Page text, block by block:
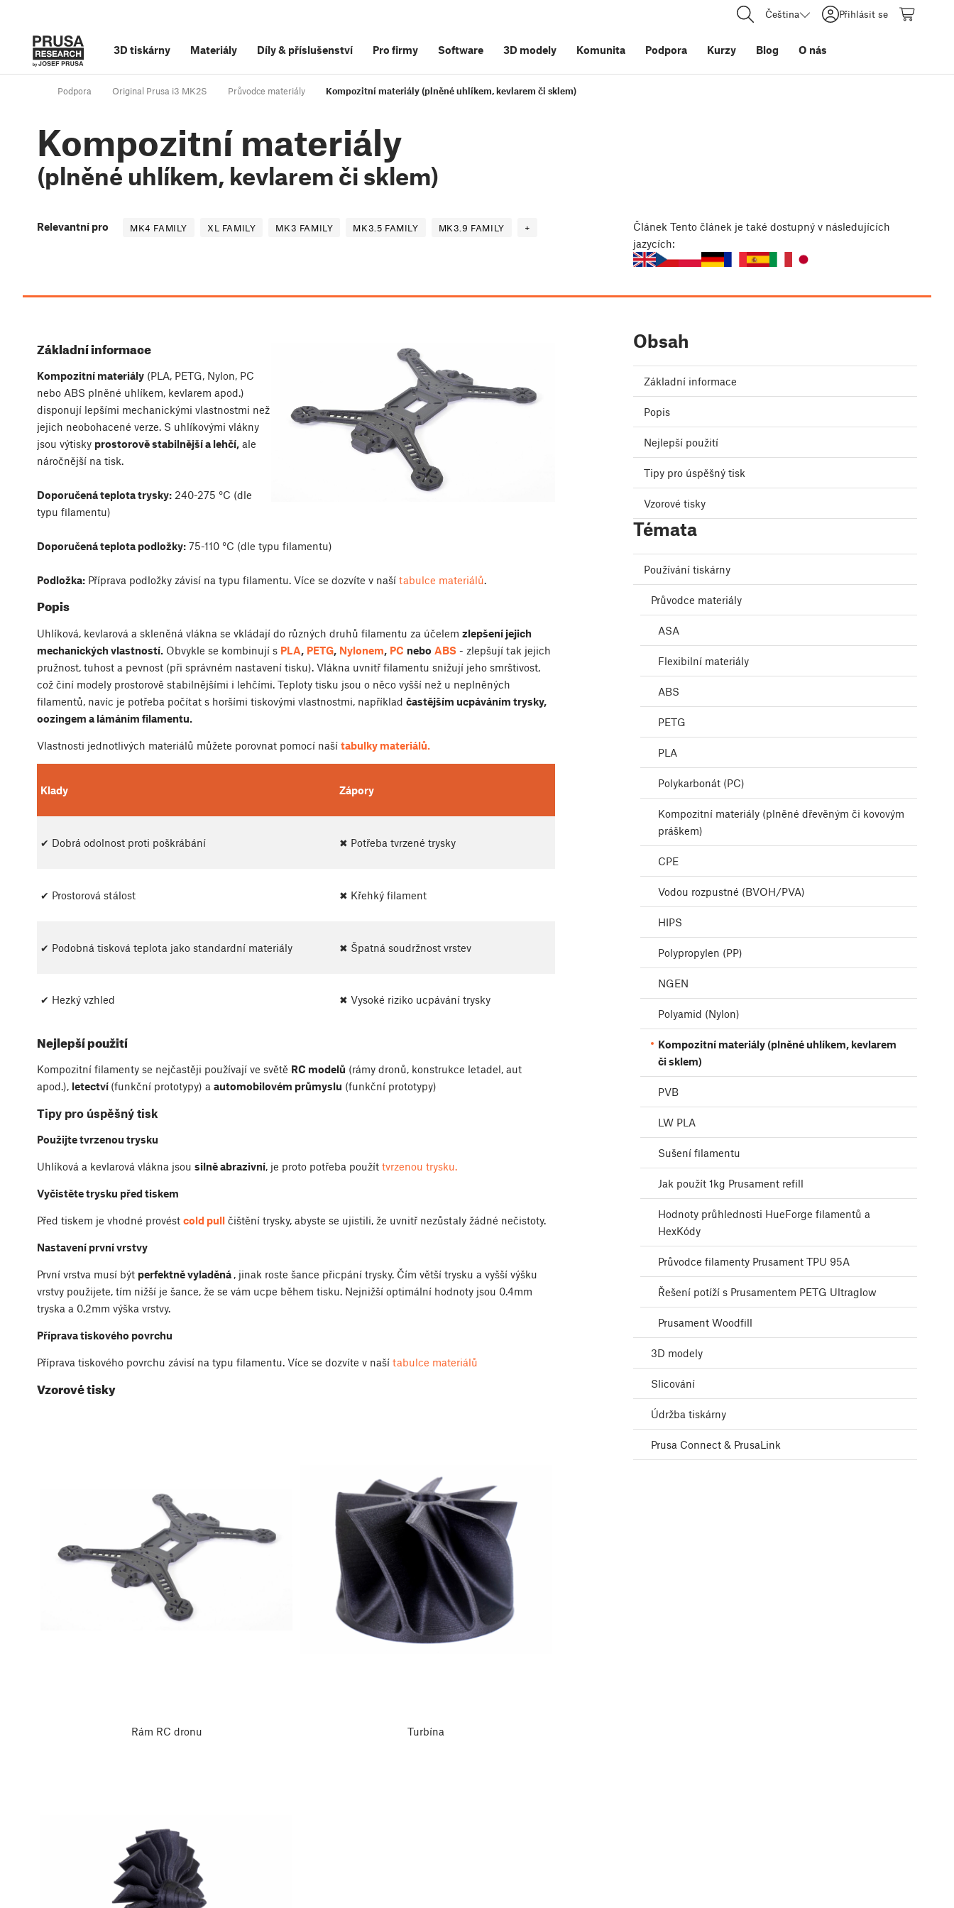
Čeština Přihlásit se
3D tiskárny Materiály Díly& příslušenství Pro firmy Software 3D modely Komunita Podpora Kurzy Blog O nás
Podpora Original Prusa i3 MK2S Průvodce materiály Kompozitní materiály (plněné uhlíkem, kevlarem či sklem)
Kompozitní materiály
(plněné uhlíkem, kevlarem či sklem)
Relevantní pro MK4 FAMILY XL FAMILY MK3 FAMILY MK3.5 FAMILY MK3.9 FAMILY + Článek Tento článek je také dostupný v následujících
jazycích:
Základní informace
Kompozitní materiály (PLA, PETG, Nylon, PC
nebo ABS plněné uhlíkem, kevlarem apod.)
disponují lepšími mechanickými vlastnostmi než
jejich neobohacené verze. S uhlíkovými vlákny
jsou výtisky prostorově stabilnější a lehčí, ale
náročnější na tisk.
Doporučená teplota trysky: 240-275 °C (dle
typu filamentu)
Doporučená teplota podložky: 75-110 °C (dle typu filamentu)
Podložka: Příprava podložky závisí na typu filamentu. Více se dozvíte v naší tabulce materiálů.
Popis
Uhlíková, kevlarová a skleněná vlákna se vkládají do různých druhů filamentu za účelem zlepšení jejich
mechanických vlastností. Obvykle se kombinují s PLA, PETG, Nylonem, PC nebo ABS - zlepšují tak jejich
pružnost, tuhost a pevnost (při správném nastavení tisku). Vlákna uvnitř filamentu snižují jeho smrštivost,
což činí modely prostorově stabilnějšími i lehčími. Teploty tisku jsou o něco vyšší než u neplněných
filamentů, navíc je potřeba počítat s horšími tiskovými vlastnostmi, například častějším ucpáváním trysky,
oozingem a lámáním filamentu.
Vlastnosti jednotlivých materiálů můžete porovnat pomocí naší tabulky materiálů.
Klady Zápory
✔ Dobrá odolnost proti poškrábání ✖ Potřeba tvrzené trysky
✔ Prostorová stálost ✖ Křehký filament
✔ Podobná tisková teplota jako standardní materiály ✖ Špatná soudržnost vrstev
✔ Hezký vzhled ✖ Vysoké riziko ucpávání trysky
Nejlepší použití
Kompozitní filamenty se nejčastěji používají ve světě RC modelů (rámy dronů, konstrukce letadel, aut
apod.), letectví (funkční prototypy) a automobilovém průmyslu (funkční prototypy)
Tipy pro úspěšný tisk
Použijte tvrzenou trysku
Uhlíková a kevlarová vlákna jsou silně abrazivní, je proto potřeba použít tvrzenou trysku.
Vyčistěte trysku před tiskem
Před tiskem je vhodné provést cold pull čištění trysky, abyste se ujistili, že uvnitř nezůstaly žádné nečistoty.
Nastavení první vrstvy
První vrstva musí být perfektně vyladěná , jinak roste šance přicpání trysky. Čím větší trysku a vyšší výšku
vrstvy použijete, tím nižší je šance, že se vám ucpe během tisku. Nejnižší optimální hodnoty jsou 0.4mm
tryska a 0.2mm výška vrstvy.
Příprava tiskového povrchu
Příprava tiskového povrchu závisí na typu filamentu. Více se dozvíte v naší tabulce materiálů
Vzorové tisky
Rám RC dronu Turbína
Obsah
Základní informace
Popis
Nejlepší použití
Tipy pro úspěšný tisk
Vzorové tisky
Témata
Používání tiskárny
Průvodce materiály
ASA
Flexibilní materiály
ABS
PETG
PLA
Polykarbonát (PC)
Kompozitní materiály (plněné dřevěným či kovovým
práškem)
CPE
Vodou rozpustné (BVOH/PVA)
HIPS
Polypropylen (PP)
NGEN
Polyamid (Nylon)
Kompozitní materiály (plněné uhlíkem, kevlarem
či sklem)
PVB
LW PLA
Sušení filamentu
Jak použít 1kg Prusament refill
Hodnoty průhlednosti HueForge filamentů a
HexKódy
Průvodce filamenty Prusament TPU 95A
Řešení potíží s Prusamentem PETG Ultraglow
Prusament Woodfill
3D modely
Slicování
Údržba tiskárny
Prusa Connect & PrusaLink